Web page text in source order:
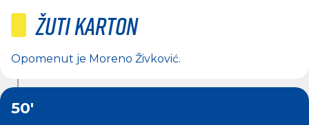
Žuti karton
Opomenut je Moreno Živković.
50'